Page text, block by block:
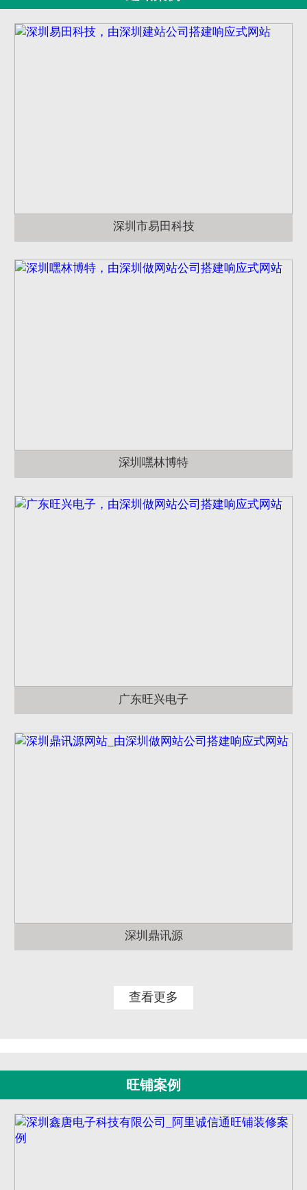
深圳市易田科技
深圳嘿林博特
广东旺兴电子
深圳鼎讯源
查看更多
旺铺案例